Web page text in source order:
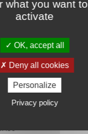
verres
la monture
what you want to
activate
OK, accept all
Deny all cookies
Personalize
Privacy policy